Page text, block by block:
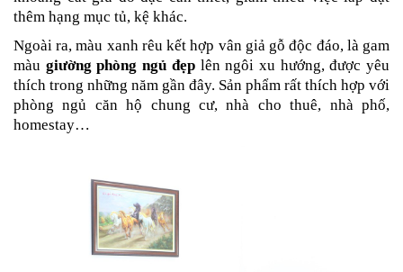
thêm hạng mục tủ, kệ khác.
Ngoài ra, màu xanh rêu kết hợp vân giả gỗ độc đáo, là gam
màu giường phòng ngủ đẹplên ngôi xu hướng, được yêu
thích trong những năm gần đây. Sản phẩm rất thích hợp với
phòng ngủ căn hộ chung cư, nhà cho thuê, nhà phố,
homestay…